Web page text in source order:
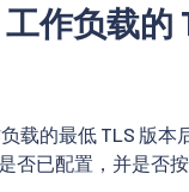
作负载的
载的最低 TLS 版本
否已配置，并是否按